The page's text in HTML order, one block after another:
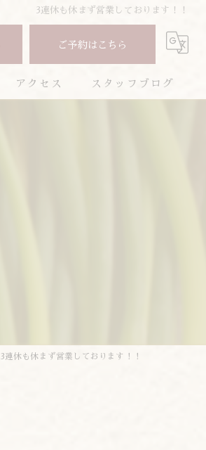
3連休も休まず営業しております！！
ご予約はこちら
アクセス スタッフブログ
3連休も休まず営業しております！！